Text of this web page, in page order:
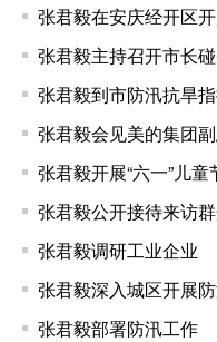
张君毅在安庆经开区
张君毅主持召开市长
张君毅到市防汛抗旱
张君毅会见美的集团
张君毅开展“六一”儿
张君毅公开接待来访
张君毅调研工业企业
张君毅深入城区开展
张君毅部署防汛工作